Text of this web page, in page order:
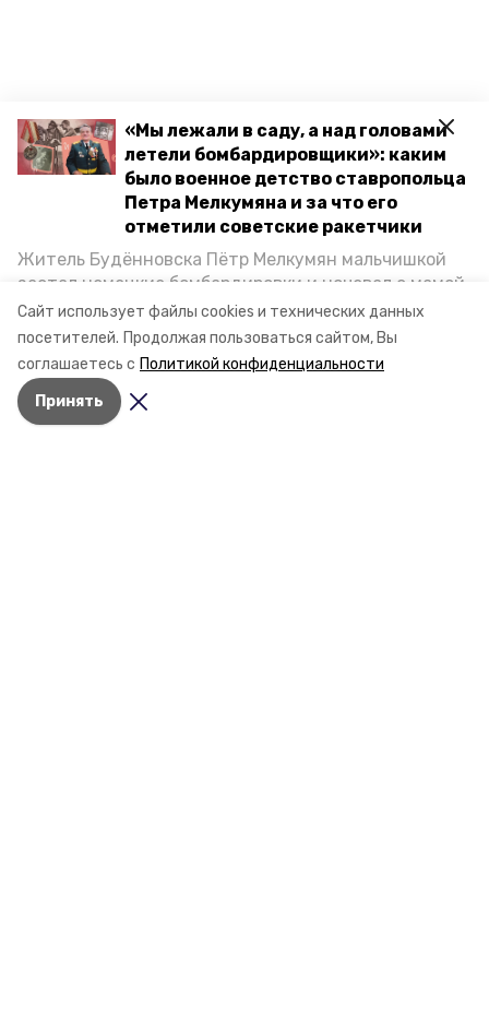
Сайт использует файлы cookies и технических данных
посетителей. Продолжая пользоваться сайтом, Вы
соглашаетесь с Политикой конфиденциальности
Принять
«Мы лежали в саду, а над головами
летели бомбардировщики»: каким
было военное детство ставропольца
Петра Мелкумяна и за что его
отметили советские ракетчики
Житель Будённовска Пётр Мелкумян мальчишкой
застал немецкие бомбардировки и ночевал с мамой
под открытым небом, когда гитлеровцы заняли их
дом. Чем запомнились эти дни, как выживали после
и чем Пётр помог ракетным войскам — в новом
материале спецпроекта «Победы26» «Дети
Великой Отечественной».